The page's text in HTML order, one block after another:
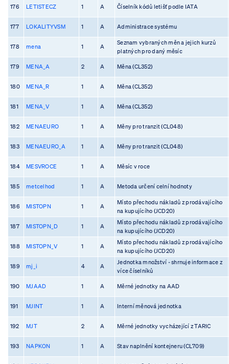
176 LETISTECZ 1 A Číselník kódů letišť podle IATA
177 LOKALITYVSM 1 A Administrace systému
178 mena 1 A
Seznam vybraných měn a jejich kurzů
platných pro daný měsíc
179 MENA_A 2 A Měna (CL352)
180 MENA_R 1 A Měna (CL352)
181 MENA_V 1 A Měna (CL352)
182 MENAEURO 1 A Měny pro tranzit (CL048)
183 MENAEURO_A 1 A Měny pro tranzit (CL048)
184 MESVROCE 1 A Měsíc v roce
185 metcelhod 1 A Metoda určení celní hodnoty
186 MISTOPN 1 A
Místo přechodu nákladů z prodávajícího
na kupujícího (JCD20)
187 MISTOPN_D 1 A
Místo přechodu nákladů z prodávajícího
na kupujícího (JCD20)
188 MISTOPN_V 1 A
Místo přechodu nákladů z prodávajícího
na kupujícího (JCD20)
189 mj_i 4 A
Jednotka množství - shrnuje informace z
více číselníků
190 MJAAD 1 A Měrné jednotky na AAD
191 MJINT 1 A Interní měnová jednotka
192 MJT 2 A Měrné jednotky vycházející z TARIC
193 NAPKON 1 A Stav naplnění kontejneru (CL709)